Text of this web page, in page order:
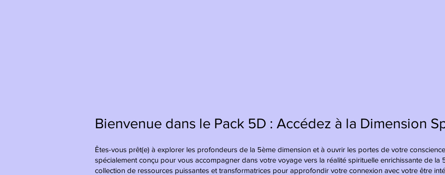
Bienvenue dans le Pack 5D : Accédez à la Dimension
Êtes-vous prêt(e) à explorer les profondeurs de la 5ème dimension et à ouvrir les portes de votre
spécialement conçu pour vous accompagner dans votre voyage vers la réalité spirituelle enrichissante de la
collection de ressources puissantes et transformatrices pour approfondir votre connexion avec votre être